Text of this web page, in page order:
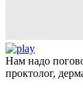
Нам надо
проктолог,